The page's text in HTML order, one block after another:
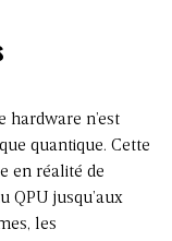
hardware n’est
quantique. Cette
en réalité de
QPU jusqu’aux
les